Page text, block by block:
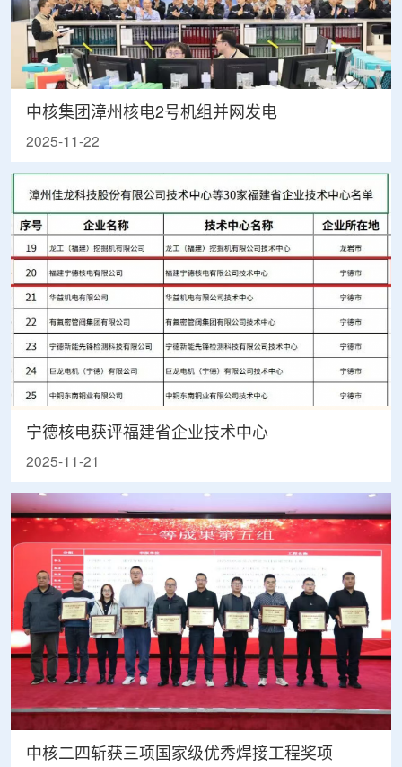
中核集团漳州核电2号机组并网发电
2025-11-22
宁德核电获评福建省企业技术中心
2025-11-21
中核二四斩获三项国家级优秀焊接工程奖项